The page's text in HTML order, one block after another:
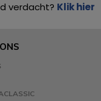
verdacht? Klik hier